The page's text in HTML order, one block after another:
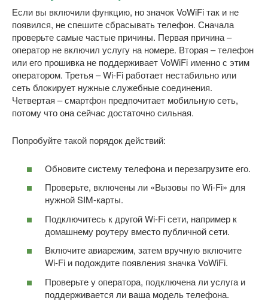
Если вы включили функцию, но значок VoWiFi так и не
появился, не спешите сбрасывать телефон. Сначала
проверьте самые частые причины. Первая причина –
оператор не включил услугу на номере. Вторая – телефон
или его прошивка не поддерживает VoWiFi именно с этим
оператором. Третья – Wi-Fi работает нестабильно или
сеть блокирует нужные служебные соединения.
Четвертая – смартфон предпочитает мобильную сеть,
потому что она сейчас достаточно сильная.
Попробуйте такой порядок действий:
Обновите систему телефона и перезагрузите его.
Проверьте, включены ли «Вызовы по Wi-Fi» для
нужной SIM-карты.
Подключитесь к другой Wi-Fi сети, например к
домашнему роутеру вместо публичной сети.
Включите авиарежим, затем вручную включите
Wi-Fi и подождите появления значка VoWiFi.
Проверьте у оператора, подключена ли услуга и
поддерживается ли ваша модель телефона.